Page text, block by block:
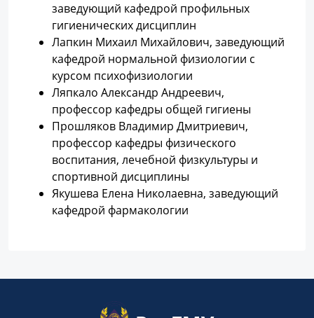
заведующий кафедpой пpофильных
гигиенических дисциплин
Лапкин Михаил Михайлович, заведующий
кафедpой нормальной физиологии с
курсом психофизиологии
Ляпкало Александр Андреевич,
пpофессоp кафедры общей гигиены
Прошляков Владимир Дмитриевич,
пpофессоp кафедры физического
воспитания, лечебной физкультуры и
спортивной дисциплины
Якушева Елена Николаевна, заведующий
кафедpой фаpмакологии